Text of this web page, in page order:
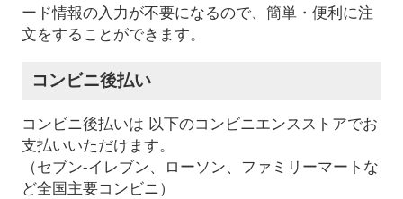
ード情報の入力が不要になるので、簡単・便利に注
文をすることができます。
コンビニ後払い
コンビニ後払いは 以下のコンビニエンスストアでお
支払いいただけます。
（セブン-イレブン、ローソン、ファミリーマートな
ど全国主要コンビニ）